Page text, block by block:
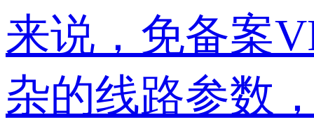
来说，免备案
杂的线路参数